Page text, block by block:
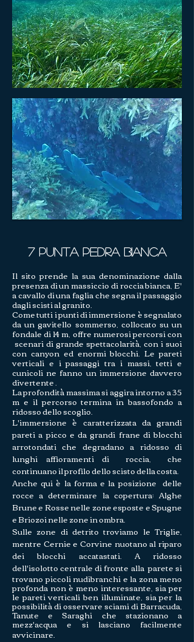
7 Punta Pedra Bianca
Il sito prende la sua denominazione dalla
presenza di un massiccio di roccia bianca, E'
a cavallo di una faglia che segna il passaggio
dagli scisti al granito.
Come tutti i punti di immersione è segnalato
da un gavitello sommerso, collocato su un
fondale di 14 m, offre numerosi percorsi con
scenari di grande spettacolarità, con i suoi
con canyon ed enormi blocchi. Le pareti
verticali e i passaggi tra i massi, tetti e
cunicoli ne fanno un immersione davvero
divertente .
La profondità massima si aggira intorno a 35
m e il percorso termina in bassofondo a
ridosso dello scoglio.
L'immersione è caratterizzata da grandi
pareti a picco e da grandi frane di blocchi
arrotondati che degradano a ridosso di
lunghi affioramenti di roccia, che
continuano il profilo dello scisto della costa.
Anche qui è la forma e la posizione delle
rocce a determinare la copertura: Alghe
Brune e Rosse nelle zone esposte e Spugne
e Briozoi nelle zone in ombra.
Sulle zone di detrito troviamo le Triglie,
mentre Cernie e Corvine nuotano al riparo
dei blocchi accatastati. A ridosso
dell'isolotto centrale di fronte alla parete si
trovano piccoli nudibranchi e la zona meno
profonda non è meno interessante, sia per
le pareti verticali ben illuminate, sia per la
possibilità di osservare sciami di Barracuda,
Tanute e Saraghi che stazionano a
mezz'acqua e si lasciano facilmente
avvicinare.